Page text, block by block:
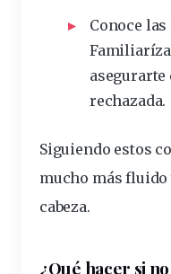
Conoce
asegurarte
rechazada.
Siguiendo estos
mucho más
cabeza.
¿Qué hacer si